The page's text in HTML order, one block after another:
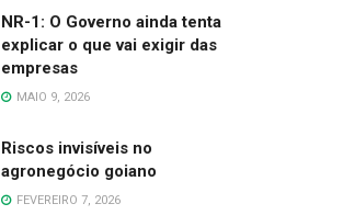
NR-1: O Governo ainda tenta
explicar o que vai exigir das
empresas
MAIO 9, 2026
Riscos invisíveis no
agronegócio goiano
FEVEREIRO 7, 2026